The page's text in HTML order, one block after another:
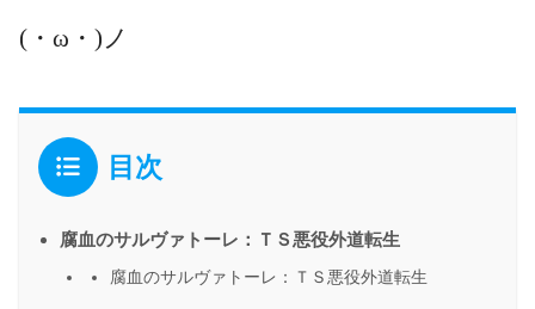
(・ω・)ノ
目次
腐血のサルヴァトーレ：ＴＳ悪役外道転生
腐血のサルヴァトーレ：ＴＳ悪役外道転生